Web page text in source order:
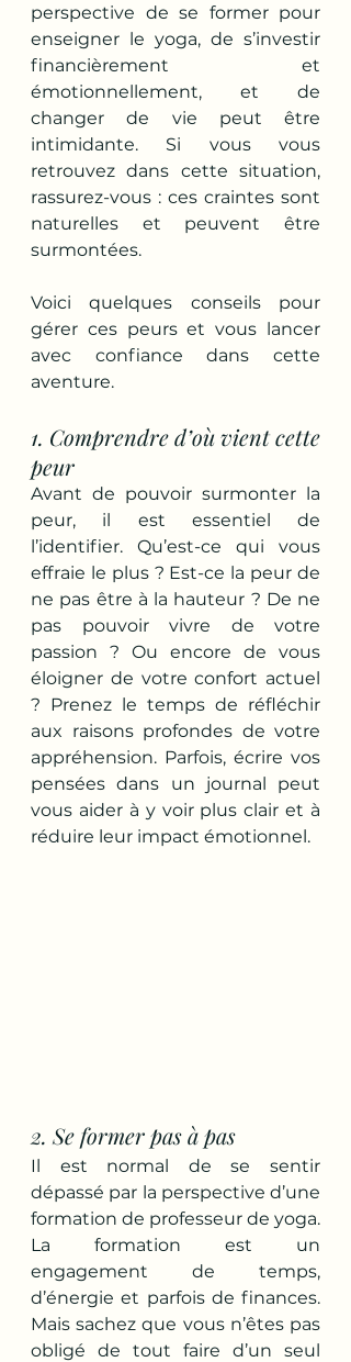
perspective de se former pour
enseigner le yoga, de s’investir
financièrement et
émotionnellement, et de
changer de vie peut être
intimidante. Si vous vous
retrouvez dans cette situation,
rassurez-vous : ces craintes sont
naturelles et peuvent être
surmontées.
Voici quelques conseils pour
gérer ces peurs et vous lancer
avec confiance dans cette
aventure.
1. Comprendre d’où vient cette
peur
Avant de pouvoir surmonter la
peur, il est essentiel de
l’identifier. Qu’est-ce qui vous
effraie le plus ? Est-ce la peur de
ne pas être à la hauteur ? De ne
pas pouvoir vivre de votre
passion ? Ou encore de vous
éloigner de votre confort actuel
? Prenez le temps de réfléchir
aux raisons profondes de votre
appréhension. Parfois, écrire vos
pensées dans un journal peut
vous aider à y voir plus clair et à
réduire leur impact émotionnel.
2. Se former pas à pas
Il est normal de se sentir
dépassé par la perspective d’une
formation de professeur de yoga.
La formation est un
engagement de temps,
d’énergie et parfois de finances.
Mais sachez que vous n’êtes pas
obligé de tout faire d’un seul